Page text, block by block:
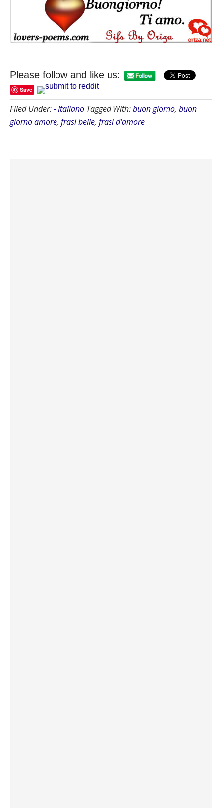
Please follow and like us:
Save
Filed Under:- Italiano Tagged With:buon giorno, buon
giorno amore, frasi belle, frasi d'amore